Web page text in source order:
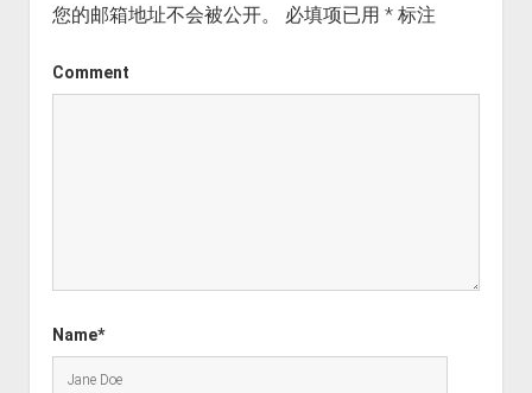
您的邮箱地址不会被公开。 必填项已用 *标注
Comment
Name*